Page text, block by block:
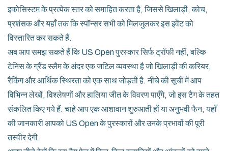
इकोसिस्टम के प्रत्येक स्तर को समाहित करता है, जिससे खिलाड़ी, कोच,
प्रशंसक और यहाँ तक कि स्पॉन्सर सभी को मिलजुलकर इस इवेंट को
विस्तारित कर सकते हैं.
अब आप समझ सकते हैं कि US Open पुरस्कार सिर्फ ट्रॉफी नहीं, बल्कि
टेनिस के ग्रैंड स्लैम के अंदर एक जटिल व्यवस्था है जो खिलाड़ी की करियर,
रैंकिंग और आर्थिक स्थिरता को एक साथ जोड़ती है. नीचे की सूची में आप
विभिन्न लेखों, विश्लेषणों और हालिया जीत के विवरण पाएँगे, जो इस टैग के तहत
संकलित किए गये हैं. चाहे आप एक आशावान शुरुआती हों या अनुभवी फैन, यहाँ
की जानकारी आपको US Open के पुरस्कारों और उनके प्रभावों की पूरी
तस्वीर देगी.